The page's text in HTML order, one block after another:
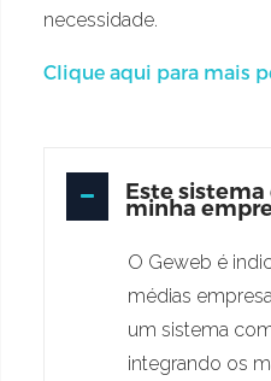
necessidade.
Clique aqui para mais
Este
minha
O Geweb é
médias
um sistema
integrando os